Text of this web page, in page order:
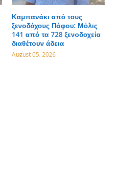
Καμπανάκι από τους
ξενοδόχους Πάφου: Μόλις
141 από τα 728 ξενοδοχεία
διαθέτουν άδεια
August 05, 2026